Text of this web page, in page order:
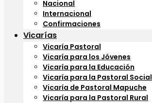
Nacional
Internacional
Confirmaciones
Vicarías
Vicaría Pastoral
Vicaría para los Jóvenes
Vicaría para la Educación
Vicaría para la Pastoral Social
Vicaría de Pastoral Mapuche
Vicaría para la Pastoral Rural